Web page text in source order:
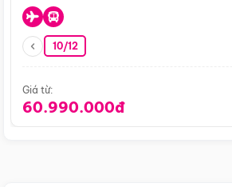
10/12
Giá từ:
60.990.000đ